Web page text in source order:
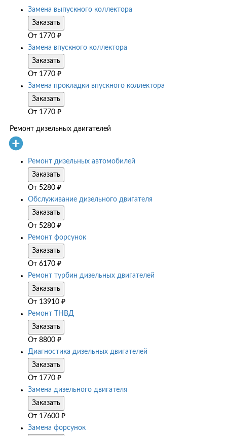
Замена выпускного коллектора
Заказать
От 1770 ₽
Замена впускного коллектора
Заказать
От 1770 ₽
Замена прокладки впускного коллектора
Заказать
От 1770 ₽
Ремонт дизельных двигателей
Ремонт дизельных автомобилей
Заказать
От 5280 ₽
Обслуживание дизельного двигателя
Заказать
От 5280 ₽
Ремонт форсунок
Заказать
От 6170 ₽
Ремонт турбин дизельных двигателей
Заказать
От 13910 ₽
Ремонт ТНВД
Заказать
От 8800 ₽
Диагностика дизельных двигателей
Заказать
От 1770 ₽
Замена дизельного двигателя
Заказать
От 17600 ₽
Замена форсунок